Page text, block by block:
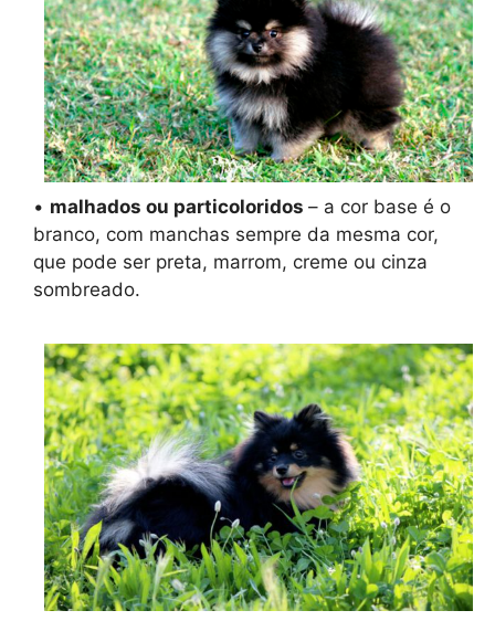
• malhados ou particoloridos – a cor base é o
branco, com manchas sempre da mesma cor,
que pode ser preta, marrom, creme ou cinza
sombreado.